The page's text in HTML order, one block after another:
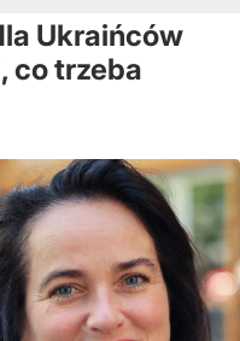
Ukraińców
co trzeba